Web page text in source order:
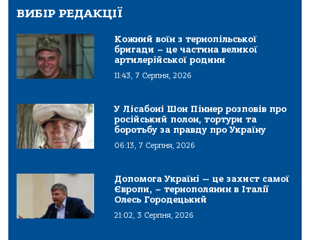
ВИБІР РЕДАКЦІЇ
Кожний воїн з тернопільської
бригади – це частина великої
артилерійської родини
11:43, 7 Серпня, 2026
У Лісабоні Шон Піннер розповів про
російський полон, тортури та
боротьбу за правду про Україну
06:13, 7 Серпня, 2026
Допомога Україні — це захист самої
Європи, – тернополянин в Італії
Олесь Городецький
21:02, 3 Серпня, 2026